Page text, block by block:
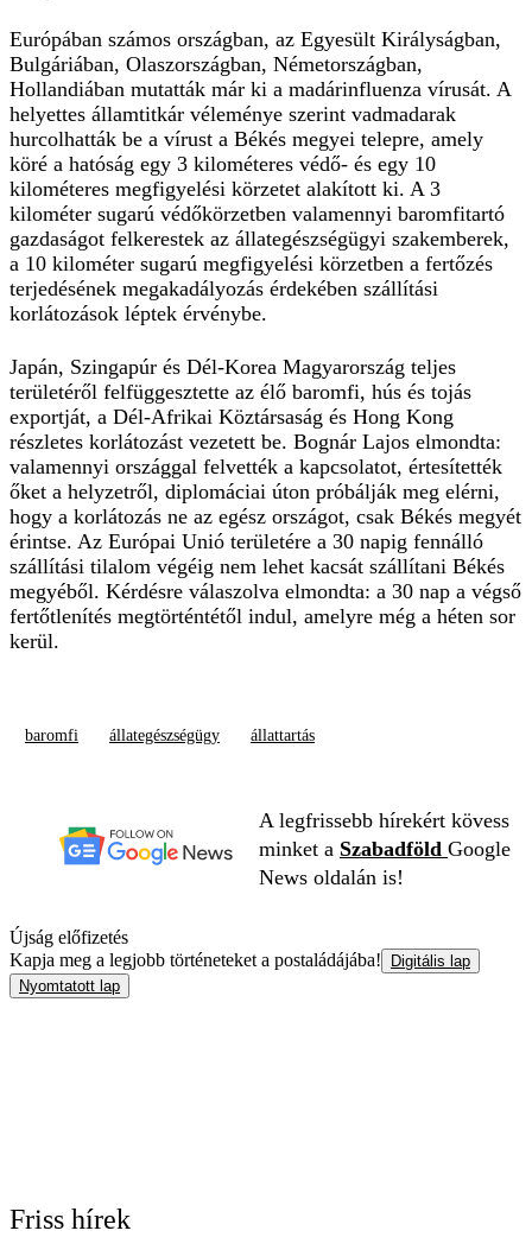
Európában számos országban, az Egyesült Királyságban,
Bulgáriában, Olaszországban, Németországban,
Hollandiában mutatták már ki a madárinfluenza vírusát. A
helyettes államtitkár véleménye szerint vadmadarak
hurcolhatták be a vírust a Békés megyei telepre, amely
köré a hatóság egy 3 kilométeres védő- és egy 10
kilométeres megfigyelési körzetet alakított ki. A 3
kilométer sugarú védőkörzetben valamennyi baromfitartó
gazdaságot felkerestek az állategészségügyi szakemberek,
a 10 kilométer sugarú megfigyelési körzetben a fertőzés
terjedésének megakadályozás érdekében szállítási
korlátozások léptek érvénybe.
Japán, Szingapúr és Dél-Korea Magyarország teljes
területéről felfüggesztette az élő baromfi, hús és tojás
exportját, a Dél-Afrikai Köztársaság és Hong Kong
részletes korlátozást vezetett be. Bognár Lajos elmondta:
valamennyi országgal felvették a kapcsolatot, értesítették
őket a helyzetről, diplomáciai úton próbálják meg elérni,
hogy a korlátozás ne az egész országot, csak Békés megyét
érintse. Az Európai Unió területére a 30 napig fennálló
szállítási tilalom végéig nem lehet kacsát szállítani Békés
megyéből. Kérdésre válaszolva elmondta: a 30 nap a végső
fertőtlenítés megtörténtétől indul, amelyre még a héten sor
kerül.
baromfi állategészségügy állattartás
A legfrissebb hírekért kövess
minket a Szabadföld Google
News oldalán is!
Újság előfizetés
Kapja meg a legjobb történeteket a postaládájába!
Digitális lap
Nyomtatott lap
Friss hírek